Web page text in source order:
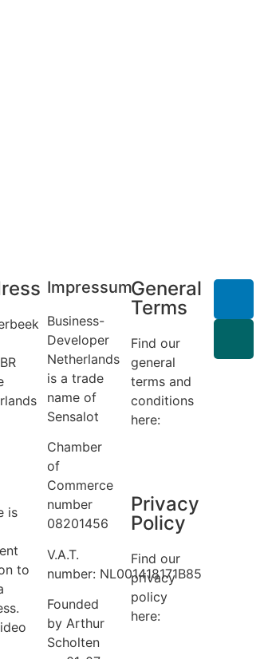
is
to
Impressum
Business-
Developer
Netherlands
is a trade
name of
Sensalot
Chamber
of
Commerce
number
08201456
V.A.T.
number: NL001418171B85
Founded
by Arthur
Scholten
General
Terms
Find our
general
terms and
conditions
here:
Privacy
Policy
Find our
privacy
policy
here: